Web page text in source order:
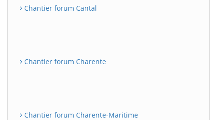
Chantier forum Cantal
Chantier forum Charente
Chantier forum Charente-Maritime